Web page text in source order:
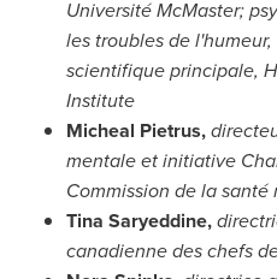
Université McMaster;
les troubles de l'humeur,
scientifique principale,
Institute
Micheal Pietrus,
mentale et initiative
Commission de la
Tina Saryeddine,
canadienne des chefs